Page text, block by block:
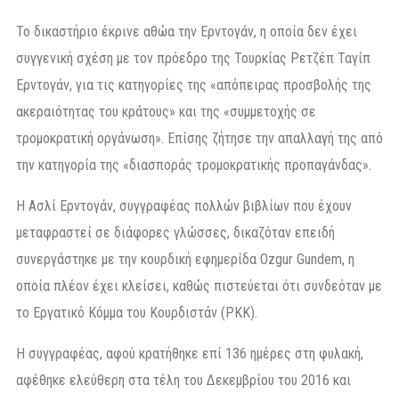
Το δικαστήριο έκρινε αθώα την Ερντογάν, η οποία δεν έχει
συγγενική σχέση με τον πρόεδρο της Τουρκίας Ρετζέπ Ταγίπ
Ερντογάν, για τις κατηγορίες της «απόπειρας προσβολής της
ακεραιότητας του κράτους» και της «συμμετοχής σε
τρομοκρατική οργάνωση». Επίσης ζήτησε την απαλλαγή της από
την κατηγορία της «διασποράς τρομοκρατικής προπαγάνδας».
Η Ασλί Ερντογάν, συγγραφέας πολλών βιβλίων που έχουν
μεταφραστεί σε διάφορες γλώσσες, δικαζόταν επειδή
συνεργάστηκε με την κουρδική εφημερίδα Ozgur Gundem, η
οποία πλέον έχει κλείσει, καθώς πιστεύεται ότι συνδεόταν με
το Εργατικό Κόμμα του Κουρδιστάν (PKK).
Η συγγραφέας, αφού κρατήθηκε επί 136 ημέρες στη φυλακή,
αφέθηκε ελεύθερη στα τέλη του Δεκεμβρίου του 2016 και